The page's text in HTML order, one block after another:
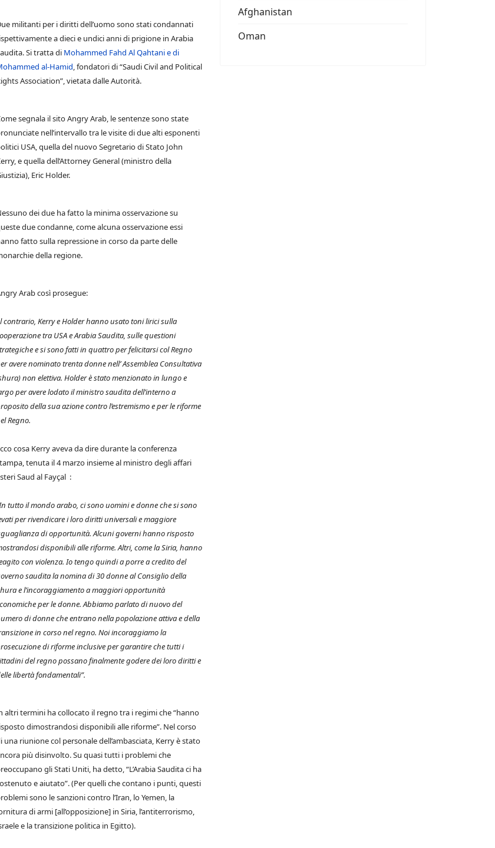
militanti per i diritti dell’uomo sono stati condannati
a dieci e undici anni di prigione in Arabia
Si tratta di Mohammed Fahd Al Qahtani e di
al-Hamid, fondatori di “Saudi Civil and Political
Association”, vietata dalle Autorità.
segnala il sito Angry Arab, le sentenze sono state
nell’intervallo tra le visite di due alti esponenti
USA, quella del nuovo Segretario di Stato John
e quella dell’Attorney General (ministro della
Eric Holder.
dei due ha fatto la minima osservazione su
due condanne, come alcuna osservazione essi
fatto sulla repressione in corso da parte delle
della regione.
Arab così prosegue:
contrario, Kerry e Holder hanno usato toni lirici sulla
tra USA e Arabia Saudita, sulle questioni
e si sono fatti in quattro per felicitarsi col Regno
avere nominato trenta donne nell’ Assemblea Consultativa
non elettiva. Holder è stato menzionato in lungo e
per avere lodato il ministro saudita dell’interno a
della sua azione contro l’estremismo e per le riforme
Regno.
cosa Kerry aveva da dire durante la conferenza
tenuta il 4 marzo insieme al ministro degli affari
Saud al Fayçal :
tutto il mondo arabo, ci sono uomini e donne che si sono
per rivendicare i loro diritti universali e maggiore
di opportunità. Alcuni governi hanno risposto
disponibili alle riforme. Altri, come la Siria, hanno
con violenza. Io tengo quindi a porre a credito del
saudita la nomina di 30 donne al Consiglio della
e l’incoraggiamento a maggiori opportunità
per le donne. Abbiamo parlato di nuovo del
di donne che entrano nella popolazione attiva e della
in corso nel regno. Noi incoraggiamo la
di riforme inclusive per garantire che tutti i
del regno possano finalmente godere dei loro diritti e
libertà fondamentali”.
altri termini ha collocato il regno tra i regimi che “hanno
dimostrandosi disponibili alle riforme”. Nel corso
una riunione col personale dell’ambasciata, Kerry è stato
più disinvolto. Su quasi tutti i problemi che
gli Stati Uniti, ha detto, “L’Arabia Saudita ci ha
e aiutato”. (Per quelli che contano i punti, questi
sono le sanzioni contro l’Iran, lo Yemen, la
di armi [all’opposizione] in Siria, l’antiterrorismo,
e la transizione politica in Egitto).
Afghanistan
Oman